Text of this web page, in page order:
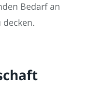
Bedarf an